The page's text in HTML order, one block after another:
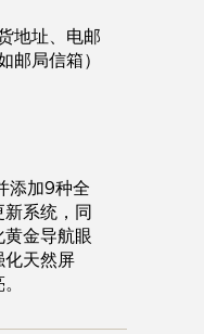
地址、电邮
邮局信箱）
添加9种全
系统，同
金导航眼
化天然屏